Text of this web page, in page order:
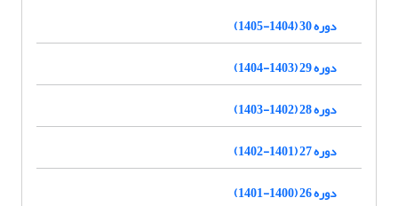
دوره 30 (1404-1405)
دوره 29 (1403-1404)
دوره 28 (1402-1403)
دوره 27 (1401-1402)
دوره 26 (1400-1401)